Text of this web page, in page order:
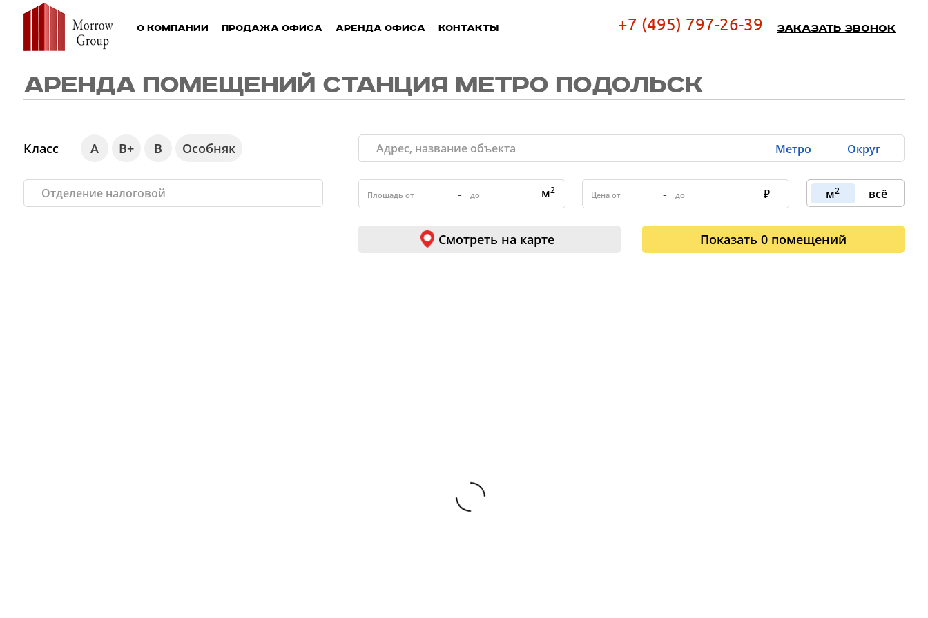
О компании Продажа офиса Аренда офиса Контакты +7 (495) 797-26-39 Заказать звонок
АРЕНДА ПОМЕЩЕНИЙ СТАНЦИЯ МЕТРО ПОДОЛЬСК
Класс А В+ В Особняк Метро Округ
- м2 - м2 всё
Смотреть на карте Показать0 помещений